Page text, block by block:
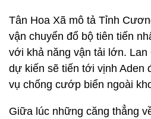
Tân Hoa Xã mô tả Tỉnh
vận chuyển đổ bộ tiên tiến
với khả năng vận tải lớn. Lan
dự kiến sẽ tiến tới vịnh Aden
vụ chống cướp biển ngoài
Giữa lúc những căng thẳng